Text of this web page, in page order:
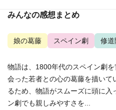
みんなの感想まとめ
娘の葛藤 スペイン劇 修道
物語は、1800年代のスペイン劇
会った若者との心の葛藤を描い
るため、物語がスムーズに頭に入
ン劇でも親しみやすさを...